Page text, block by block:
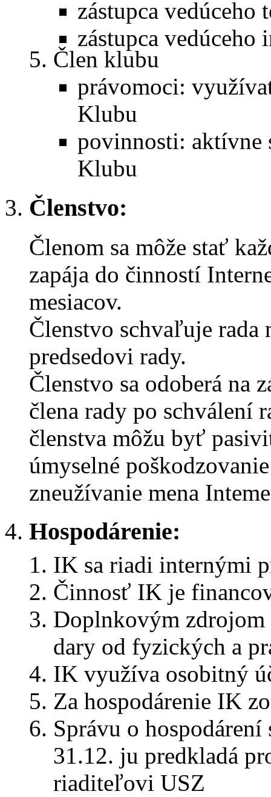
zástupca vedúceho
zástupca vedúceho
Člen klubu
právomoci:
Klubu
povinnosti: aktívne
Klubu
Členstvo:
Členom sa môže stať
zapája do činností
mesiacov.
Členstvo schvaľuje rada
predsedovi rady.
Členstvo sa odoberá na
člena rady po schválení
členstva môžu byť
úmyselné
zneužívanie mena
Hospodárenie:
IK sa riadi internými
Činnosť IK je
Doplnkovým
dary od fyzických a
IK využíva osobitný
Za hospodárenie IK
Správu o
31.12. ju predkladá
riaditeľovi USZ